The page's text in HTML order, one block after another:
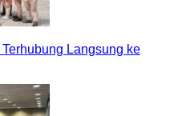
Langsung ke